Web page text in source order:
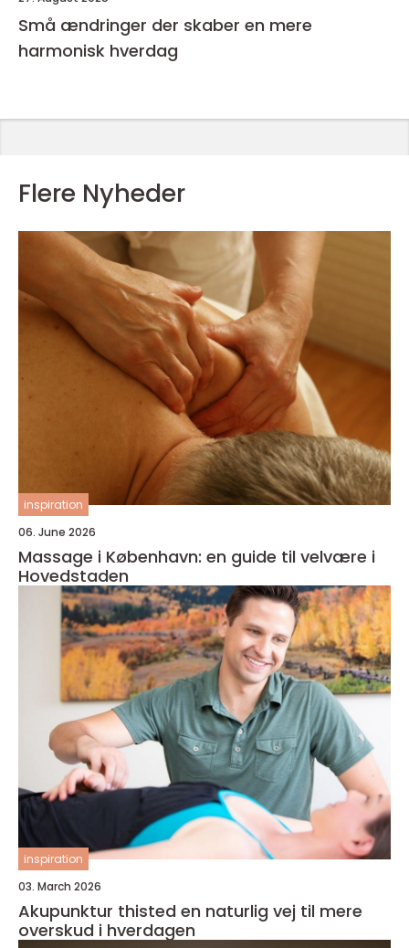
Små ændringer der skaber en mere
harmonisk hverdag
Flere Nyheder
inspiration
06. June 2026
Massage i København: en guide til velvære i
Hovedstaden
inspiration
03. March 2026
Akupunktur thisted en naturlig vej til mere
overskud i hverdagen